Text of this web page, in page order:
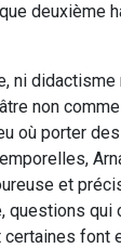
deuxième
ni didactisme
non
où porter
et
questions qui
font